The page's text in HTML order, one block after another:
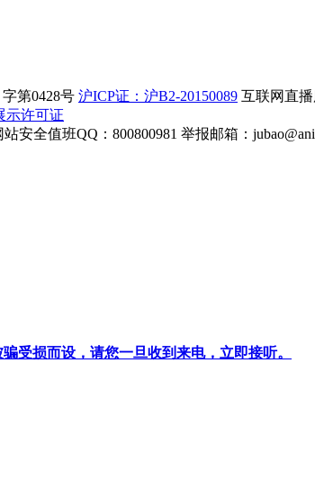
第0428号 沪ICP证：沪B2-20150089 互联网直播
示许可证
站安全值班QQ：800800981 举报邮箱：
受损而设，请您一旦收到来电，立即接听。